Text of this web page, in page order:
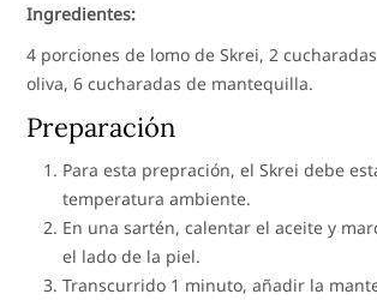
Ingredientes:
4 porciones de lomo de Skrei, 2
oliva, 6 cucharadas de mantequilla.
Preparación
Para esta prepración, el Skrei debe
temperatura ambiente.
En una sartén, calentar el aceite y
el lado de la piel.
Transcurrido 1 minuto, añadir la